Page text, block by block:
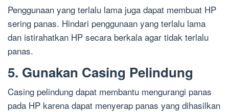
Penggunaan yang terlalu lama juga dapat membuat HP
sering panas. Hindari penggunaan yang terlalu lama
dan istirahatkan HP secara berkala agar tidak terlalu
panas.
5. Gunakan Casing Pelindung
Casing pelindung dapat membantu mengurangi panas
pada HP karena dapat menyerap panas yang dihasilkan